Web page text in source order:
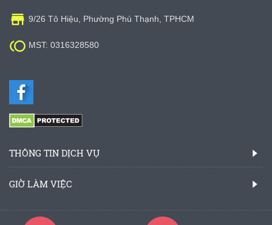
 9/26 Tô Hiệu, Phường Phú Thạnh, TPHCM
 MST: 0316328580
THÔNG TIN DỊCH VỤ
GIỜ LÀM VIỆC